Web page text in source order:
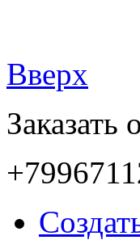
Вверх
Заказать